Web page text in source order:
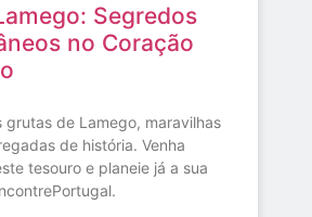
Segredos
no Coração
grutas de Lamego, maravilhas
de história. Venha
tesouro e planeie já a sua